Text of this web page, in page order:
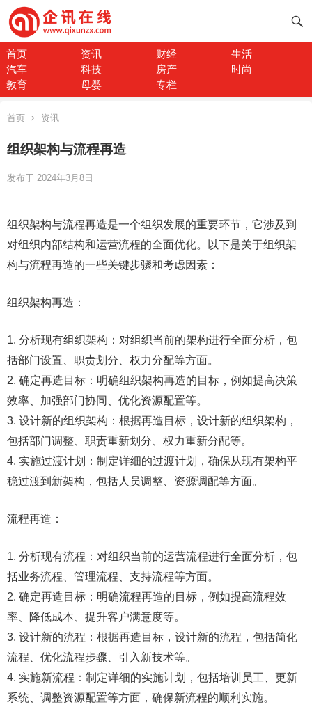
首页 资讯 财经
生活
汽车
科技 房产
时尚
教育
母婴 专栏
首页 资讯
组织架构与流程再造
发布于 2024年3月8日
组织架构与流程再造是一个组织发展的重要环节，它涉及到
对组织内部结构和运营流程的全面优化。以下是关于组织架
构与流程再造的一些关键步骤和考虑因素：
组织架构再造：
1. 分析现有组织架构：对组织当前的架构进行全面分析，包
括部门设置、职责划分、权力分配等方面。
2. 确定再造目标：明确组织架构再造的目标，例如提高决策
效率、加强部门协同、优化资源配置等。
3. 设计新的组织架构：根据再造目标，设计新的组织架构，
包括部门调整、职责重新划分、权力重新分配等。
4. 实施过渡计划：制定详细的过渡计划，确保从现有架构平
稳过渡到新架构，包括人员调整、资源调配等方面。
流程再造：
1. 分析现有流程：对组织当前的运营流程进行全面分析，包
括业务流程、管理流程、支持流程等方面。
2. 确定再造目标：明确流程再造的目标，例如提高流程效
率、降低成本、提升客户满意度等。
3. 设计新的流程：根据再造目标，设计新的流程，包括简化
流程、优化流程步骤、引入新技术等。
4. 实施新流程：制定详细的实施计划，包括培训员工、更新
系统、调整资源配置等方面，确保新流程的顺利实施。